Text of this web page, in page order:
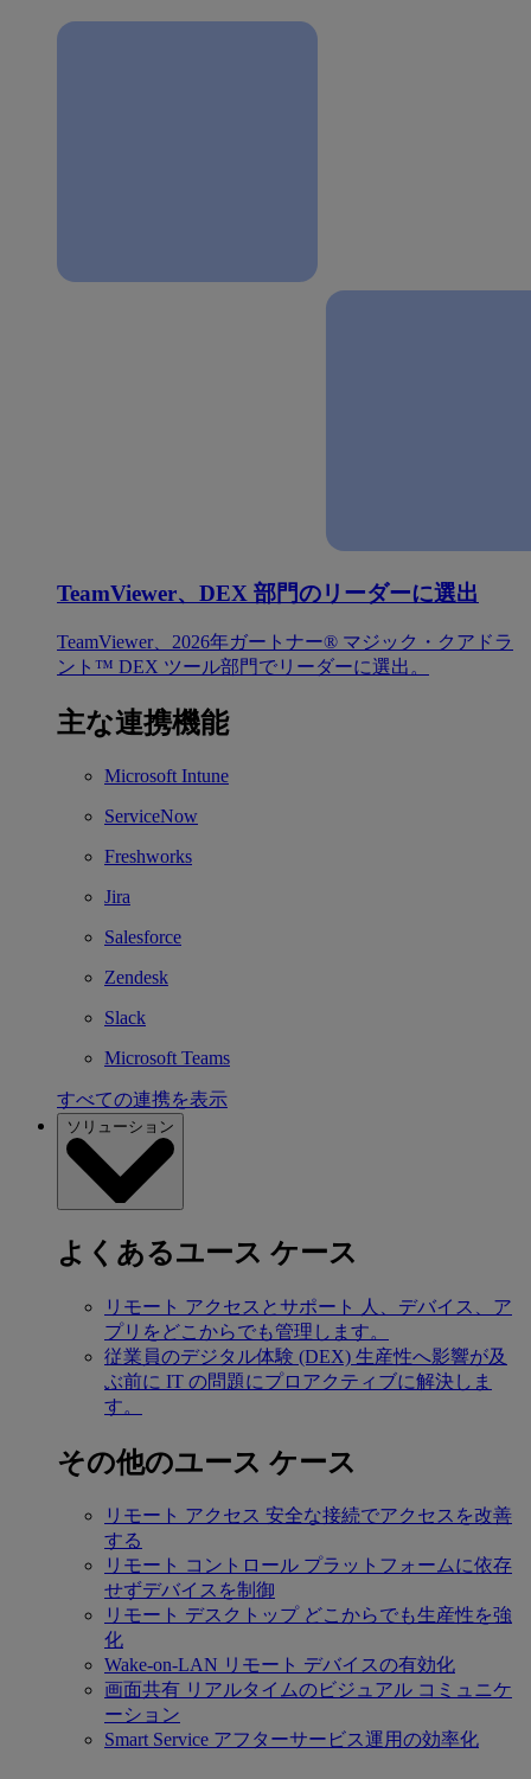
TeamViewer、DEX 部門のリーダーに選出
TeamViewer、2026年ガートナー® マジック・クアドラ
ント™ DEX ツール部門でリーダーに選出。
主な連携機能
Microsoft Intune
ServiceNow
Freshworks
Jira
Salesforce
Zendesk
Slack
Microsoft Teams
すべての連携を表示
ソリューション
よくあるユース ケース
リモート アクセスとサポート
人、デバイス、ア
プリをどこからでも管理します。
従業員のデジタル体験 (DEX) 生産性へ影響が及
ぶ前に IT の問題にプロアクティブに解決しま
す。
その他のユース ケース
リモート アクセス 安全な接続でアクセスを改善
する
リモート コントロール プラットフォームに依存
せずデバイスを制御
リモート デスクトップ どこからでも生産性を強
化
Wake-on-LAN リモート デバイスの有効化
画面共有 リアルタイムのビジュアル コミュニケ
ーション
Smart Service アフターサービス運用の効率化